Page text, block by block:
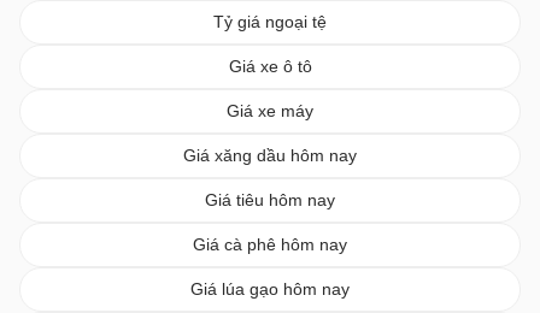
Tỷ giá ngoại tệ
Giá xe ô tô
Giá xe máy
Giá xăng dầu hôm nay
Giá tiêu hôm nay
Giá cà phê hôm nay
Giá lúa gạo hôm nay